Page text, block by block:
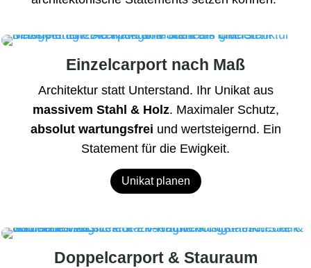
Einzelcarport nach Maß
Architektur statt Unterstand. Ihr Unikat aus
massivem Stahl & Holz. Maximaler Schutz,
absolut wartungsfrei und wertsteigernd. Ein
Statement für die Ewigkeit.
Unikat planen
Doppelcarport & Stauraum